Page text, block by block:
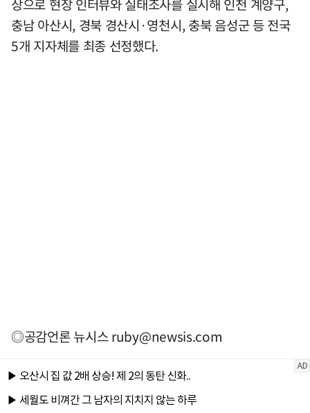
상으로 현장 인터뷰와 실태조사를 실시해 인천 계양구,
충남 아산시, 경북 경산시·영천시, 충북 음성군 등 전국
5개 지자체를 최종 선정했다.
◎공감언론 뉴시스ruby@newsis.com